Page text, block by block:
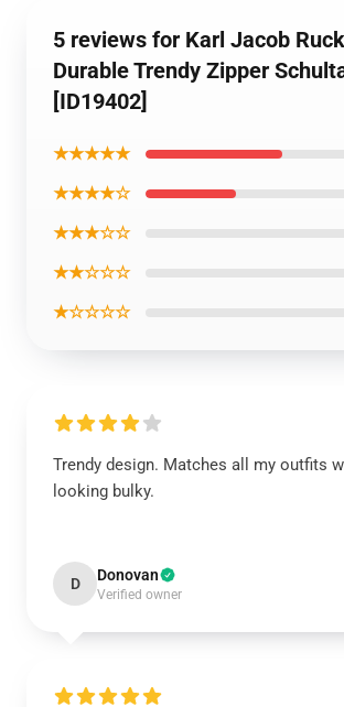
5 reviews for Karl Jacob
Durable Trendy Zipper
[ID19402]
★★★★★
★★★★☆
★★★☆☆
★★☆☆☆
★☆☆☆☆
Trendy design. Matches all my outfits
looking bulky.
D Donovan
Verified owner